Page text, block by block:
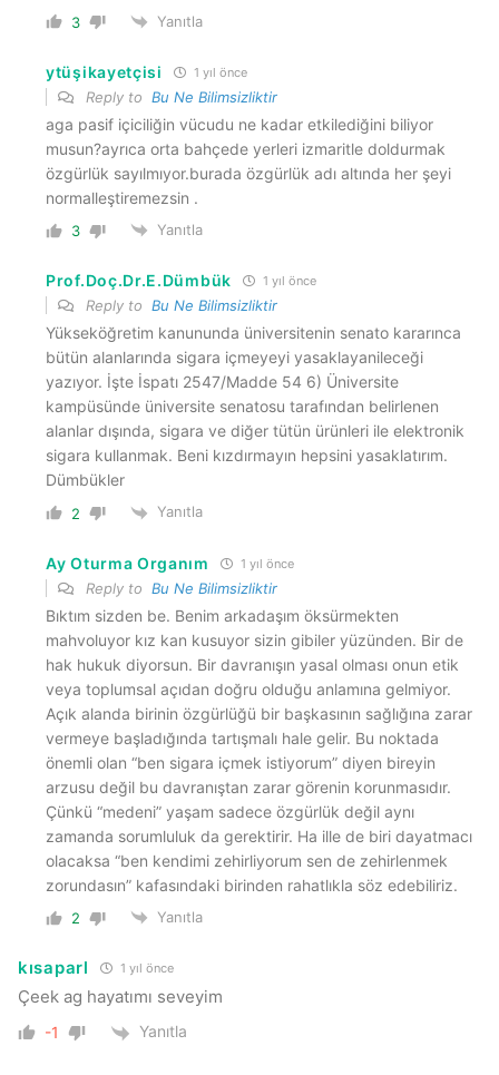
3 Yanıtla
ytüşikayetçisi 1 yıl önce
Reply to Bu Ne Bilimsizliktir
aga pasif içiciliğin vücudu ne kadar etkilediğini biliyor
musun?ayrıca orta bahçede yerleri izmaritle doldurmak
özgürlük sayılmıyor.burada özgürlük adı altında her şeyi
normalleştiremezsin .
3 Yanıtla
Prof.Doç.Dr.E.Dümbük 1 yıl önce
Reply to Bu Ne Bilimsizliktir
Yükseköğretim kanununda üniversitenin senato kararınca
bütün alanlarında sigara içmeyeyi yasaklayanileceği
yazıyor. İşte İspatı 2547/Madde 54 6) Üniversite
kampüsünde üniversite senatosu tarafından belirlenen
alanlar dışında, sigara ve diğer tütün ürünleri ile elektronik
sigara kullanmak. Beni kızdırmayın hepsini yasaklatırım.
Dümbükler
2 Yanıtla
Ay Oturma Organım 1 yıl önce
Reply to Bu Ne Bilimsizliktir
Bıktım sizden be. Benim arkadaşım öksürmekten
mahvoluyor kız kan kusuyor sizin gibiler yüzünden. Bir de
hak hukuk diyorsun. Bir davranışın yasal olması onun etik
veya toplumsal açıdan doğru olduğu anlamına gelmiyor.
Açık alanda birinin özgürlüğü bir başkasının sağlığına zarar
vermeye başladığında tartışmalı hale gelir. Bu noktada
önemli olan “ben sigara içmek istiyorum” diyen bireyin
arzusu değil bu davranıştan zarar görenin korunmasıdır.
Çünkü “medeni” yaşam sadece özgürlük değil aynı
zamanda sorumluluk da gerektirir. Ha ille de biri dayatmacı
olacaksa “ben kendimi zehirliyorum sen de zehirlenmek
zorundasın” kafasındaki birinden rahatlıkla söz edebiliriz.
2 Yanıtla
kısaparl 1 yıl önce
Çeek ag hayatımı seveyim
-1 Yanıtla